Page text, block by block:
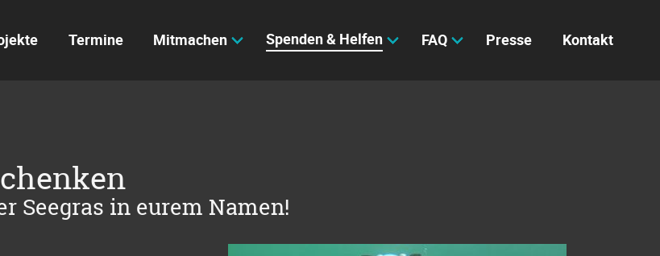
Termine Mitmachen Spenden & Helfen FAQ Presse Kontakt
Seegras in eurem Namen!